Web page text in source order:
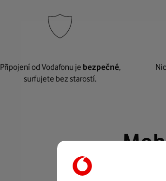
Připojení od Vodafonu je bezpečné,
surfujete bez starostí.